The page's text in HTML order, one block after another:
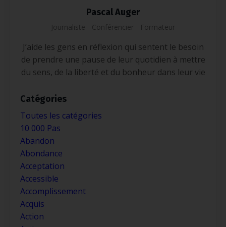
Pascal Auger
Journaliste - Conférencier - Formateur
J’aide les gens en réflexion qui sentent le besoin
de prendre une pause de leur quotidien à mettre
du sens, de la liberté et du bonheur dans leur vie
Catégories
Toutes les catégories
10 000 Pas
Abandon
Abondance
Acceptation
Accessible
Accomplissement
Acquis
Action